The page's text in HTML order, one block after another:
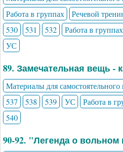
Работа в группах
Речевой
530
531 532 Работа в группах
УС
89. Замечательная вещь -
Материалы для самостоятельного
537
538 539 УС Работа в
540
90-92. "Легенда о вольном